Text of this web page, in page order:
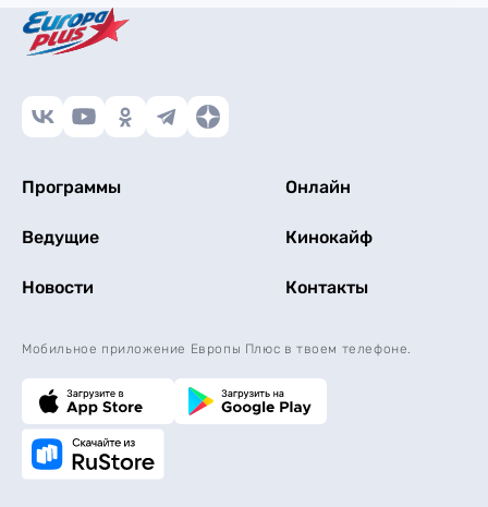
Программы Онлайн
Ведущие Кинокайф
Новости Контакты
Мобильное приложение Европы Плюс в твоем телефоне.